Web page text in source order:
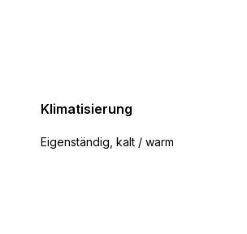
Klimatisierung
Eigenständig, kalt / warm